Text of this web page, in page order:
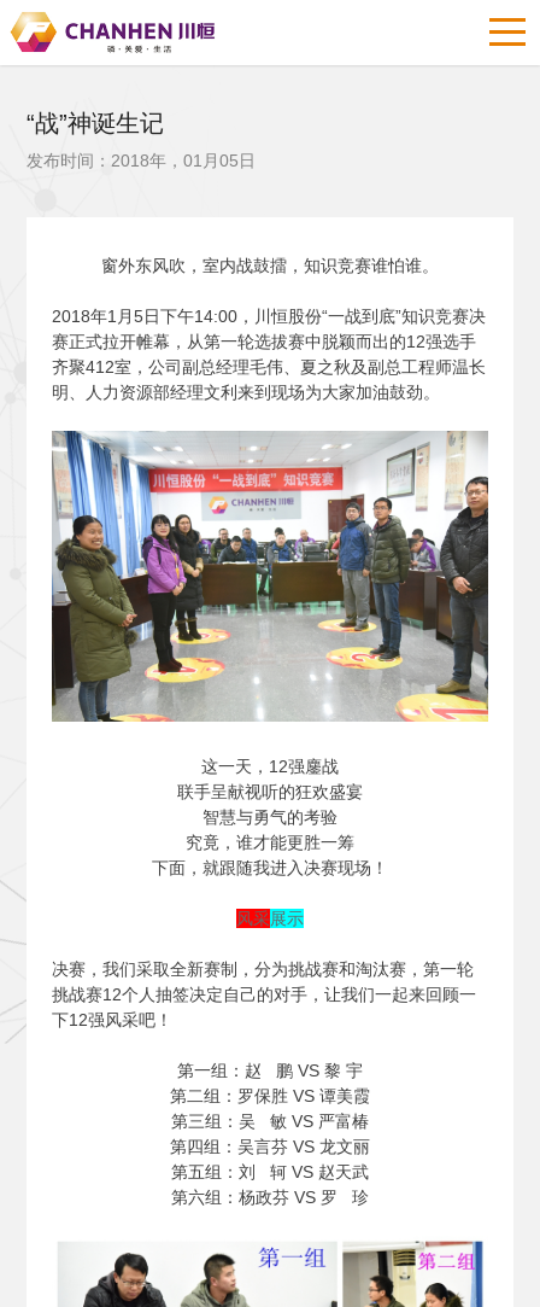
“战”神诞生记
发布时间：2018年，01月05日
窗外东风吹，室内战鼓擂，知识竞赛谁怕谁。
2018年1月5日下午14:00，川恒股份“一战到底”知识竞赛决
赛正式拉开帷幕，从第一轮选拔赛中脱颖而出的12强选手
齐聚412室，公司副总经理毛伟、夏之秋及副总工程师温长
明、人力资源部经理文利来到现场为大家加油鼓劲。
这一天，12强鏖战
联手呈献视听的狂欢盛宴
智慧与勇气的考验
究竟，谁才能更胜一筹
下面，就跟随我进入决赛现场！
风采展示
决赛，我们采取全新赛制，分为挑战赛和淘汰赛，第一轮
挑战赛12个人抽签决定自己的对手，让我们一起来回顾一
下12强风采吧！
第一组：赵 鹏 VS 黎 宇
第二组：罗保胜 VS 谭美霞
第三组：吴 敏 VS 严富椿
第四组：吴言芬 VS 龙文丽
第五组：刘 轲 VS 赵天武
第六组：杨政芬 VS 罗 珍